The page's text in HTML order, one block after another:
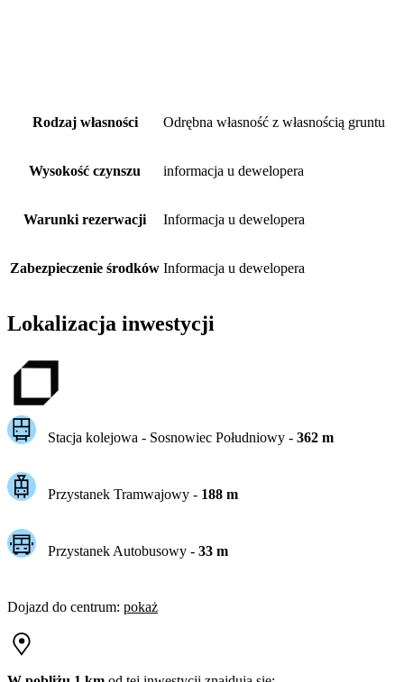
Rodzaj własności Odrębna własność z własnością gruntu
Wysokość czynszu informacja u dewelopera
Warunki rezerwacji Informacja u dewelopera
Zabezpieczenie środków Informacja u dewelopera
Lokalizacja inwestycji
Stacja kolejowa - Sosnowiec Południowy- 362m
Przystanek Tramwajowy - 188m
Przystanek Autobusowy - 33m
Dojazd do centrum: pokaż